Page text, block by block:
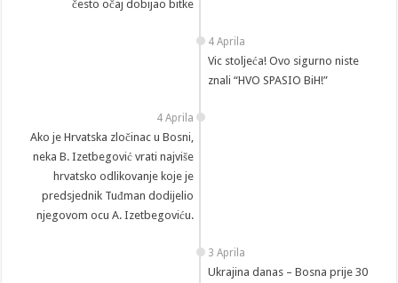
često očaj dobijao bitke
4 Aprila
Vic stoljeća! Ovo sigurno niste
znali “HVO SPASIO BiH!”
4 Aprila
Ako je Hrvatska zločinac u Bosni,
neka B. Izetbegović vrati najviše
hrvatsko odlikovanje koje je
predsjednik Tuđman dodijelio
njegovom ocu A. Izetbegoviću.
3 Aprila
Ukrajina danas – Bosna prije 30